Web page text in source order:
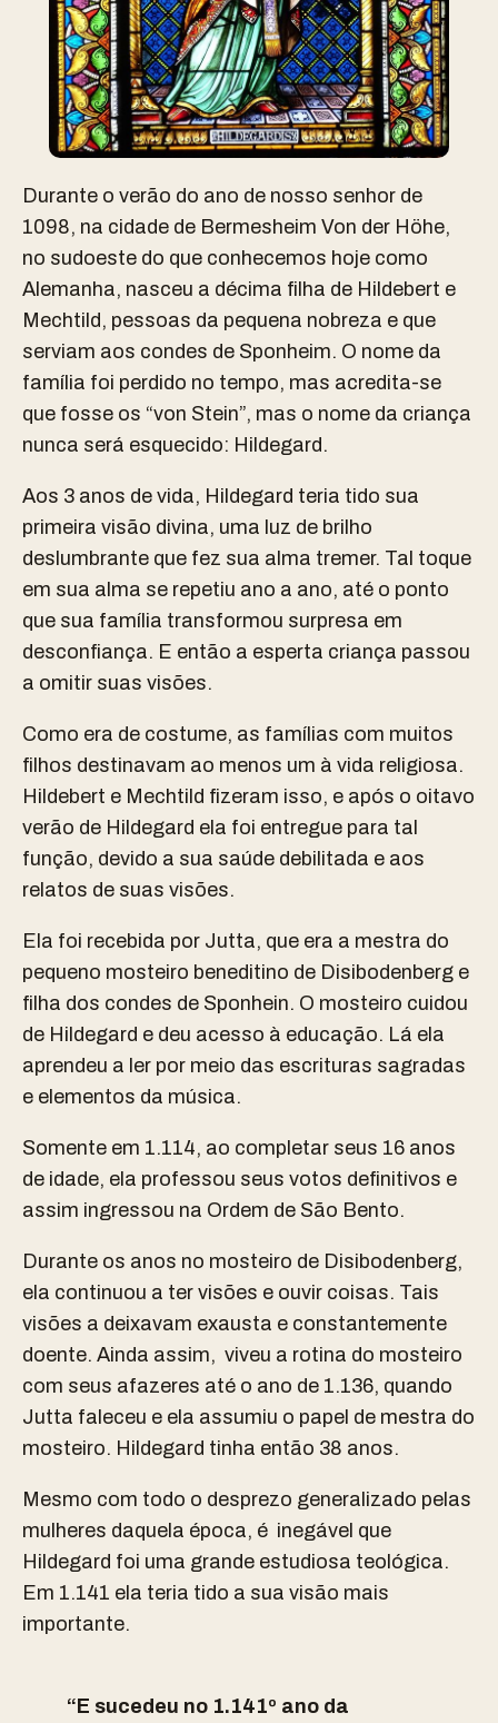
Durante o verão do ano de nosso senhor de
1098, na cidade de Bermesheim Von der Höhe,
no sudoeste do que conhecemos hoje como
Alemanha, nasceu a décima filha de Hildebert e
Mechtild, pessoas da pequena nobreza e que
serviam aos condes de Sponheim. O nome da
família foi perdido no tempo, mas acredita-se
que fosse os “von Stein”, mas o nome da criança
nunca será esquecido: Hildegard.
Aos 3 anos de vida, Hildegard teria tido sua
primeira visão divina, uma luz de brilho
deslumbrante que fez sua alma tremer. Tal toque
em sua alma se repetiu ano a ano, até o ponto
que sua família transformou surpresa em
desconfiança. E então a esperta criança passou
a omitir suas visões.
Como era de costume, as famílias com muitos
filhos destinavam ao menos um à vida religiosa.
Hildebert e Mechtild fizeram isso, e após o oitavo
verão de Hildegard ela foi entregue para tal
função, devido a sua saúde debilitada e aos
relatos de suas visões.
Ela foi recebida por Jutta, que era a mestra do
pequeno mosteiro beneditino de Disibodenberg e
filha dos condes de Sponhein. O mosteiro cuidou
de Hildegard e deu acesso à educação. Lá ela
aprendeu a ler por meio das escrituras sagradas
e elementos da música.
Somente em 1.114, ao completar seus 16 anos
de idade, ela professou seus votos definitivos e
assim ingressou na Ordem de São Bento.
Durante os anos no mosteiro de Disibodenberg,
ela continuou a ter visões e ouvir coisas. Tais
visões a deixavam exausta e constantemente
doente. Ainda assim, viveu a rotina do mosteiro
com seus afazeres até o ano de 1.136, quando
Jutta faleceu e ela assumiu o papel de mestra do
mosteiro. Hildegard tinha então 38 anos.
Mesmo com todo o desprezo generalizado pelas
mulheres daquela época, é inegável que
Hildegard foi uma grande estudiosa teológica.
Em 1.141 ela teria tido a sua visão mais
importante.
“E sucedeu no 1.141º ano da